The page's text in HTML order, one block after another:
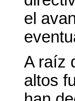
el
A raíz
altos